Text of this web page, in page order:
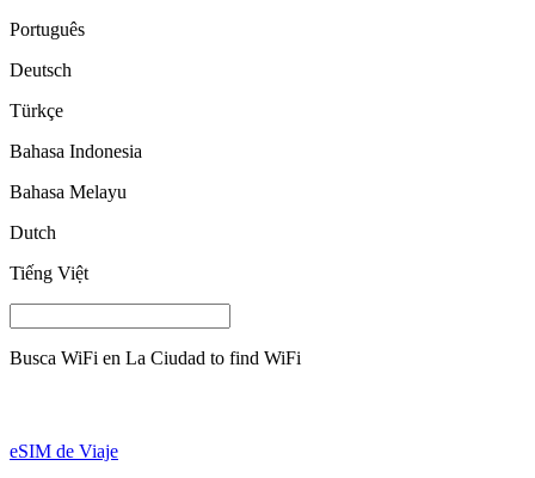
Português
Deutsch
Türkçe
Bahasa Indonesia
Bahasa Melayu
Dutch
Tiếng Việt
Busca WiFi en La Ciudad to find WiFi
eSIM de Viaje